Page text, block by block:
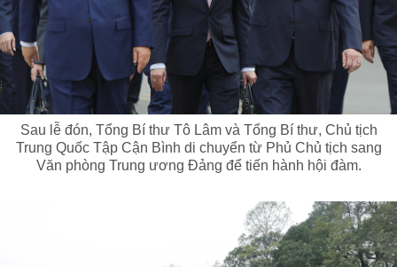
Sau lễ đón, Tổng Bí thư Tô Lâm và Tổng Bí thư, Chủ tịch
Trung Quốc Tập Cận Bình di chuyển từ Phủ Chủ tịch sang
Văn phòng Trung ương Đảng để tiến hành hội đàm.